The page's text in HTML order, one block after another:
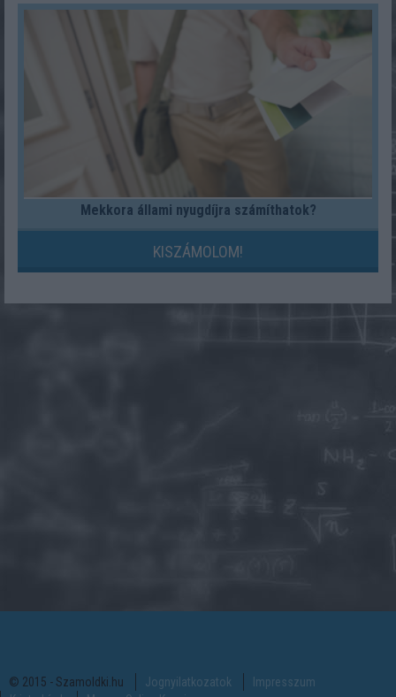
Mekkora állami nyugdíjra számíthatok?
KISZÁMOLOM!
© 2015 - Szamoldki.hu Jognyilatkozatok
Impresszum